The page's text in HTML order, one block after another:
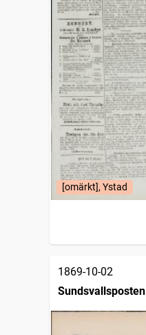
[omärkt], Ystad
1869-10-02
Sundsvallsposten